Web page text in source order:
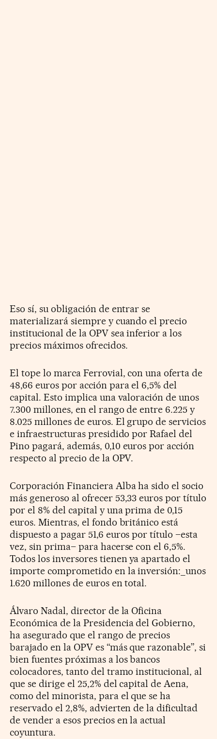
Eso sí, su obligación de entrar se
materializará siempre y cuando el precio
institucional de la OPV sea inferior a los
precios máximos ofrecidos.
El tope lo marca Ferrovial, con una oferta de
48,66 euros por acción para el 6,5% del
capital. Esto implica una valoración de unos
7.300 millones, en el rango de entre 6.225 y
8.025 millones de euros. El grupo de servicios
e infraestructuras presidido por Rafael del
Pino pagará, además, 0,10 euros por acción
respecto al precio de la OPV.
Corporación Financiera Alba ha sido el socio
más generoso al ofrecer 53,33 euros por título
por el 8% del capital y una prima de 0,15
euros. Mientras, el fondo británico está
dispuesto a pagar 51,6 euros por título –esta
vez, sin prima– para hacerse con el 6,5%.
Todos los inversores tienen ya apartado el
importe comprometido en la inversión:_unos
1.620 millones de euros en total.
Álvaro Nadal, director de la Oficina
Económica de la Presidencia del Gobierno,
ha asegurado que el rango de precios
barajado en la OPV es “más que razonable”, si
bien fuentes próximas a los bancos
colocadores, tanto del tramo institucional, al
que se dirige el 25,2% del capital de Aena,
como del minorista, para el que se ha
reservado el 2,8%, advierten de la dificultad
de vender a esos precios en la actual
coyuntura.